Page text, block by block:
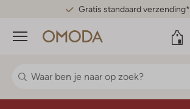
Gratis standaard verzending*
Menu